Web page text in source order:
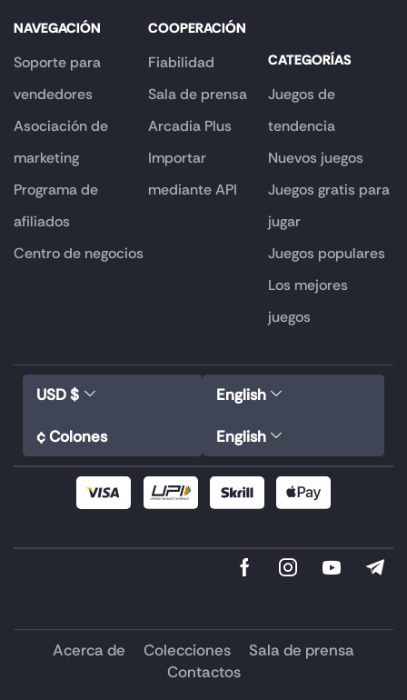
NAVEGACIÓN
Soporte para
vendedores
Asociación de
marketing
Programa de
afiliados
Centro de negocios
COOPERACIÓN
Fiabilidad
Sala de prensa
Arcadia Plus
Importar
mediante API
CATEGORÍAS
Juegos de
tendencia
Nuevos juegos
Juegos gratis para
jugar
Juegos populares
Los mejores
juegos
USD $
¢ Colones
English
English
Acerca de Colecciones
Sala de prensa
Contactos